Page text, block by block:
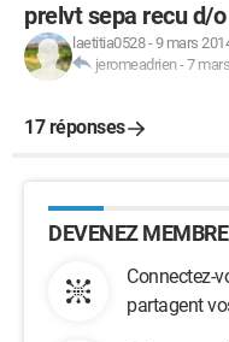
prelvt sepa recu d/
laetitia0528-9 mars
jeromeadrien-7
17 réponses
DEVENEZ
Connectez-
partagent